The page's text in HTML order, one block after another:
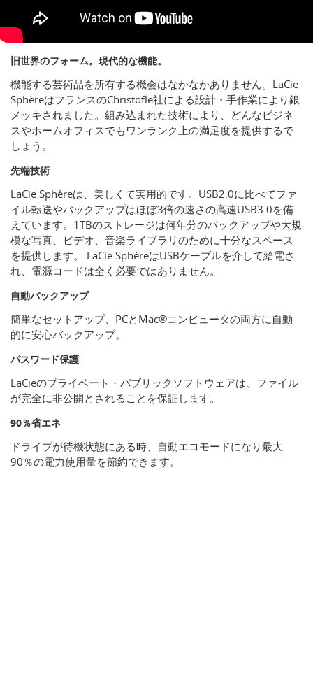
旧世界のフォーム。現代的な機能。
機能する芸術品を所有する機会はなかなかありません。LaCie
SphèreはフランスのChristofle社による設計・手作業により銀
メッキされました。組み込まれた技術により、どんなビジネ
スやホームオフィスでもワンランク上の満足度を提供するで
しょう。
先端技術
LaCie Sphèreは、美しくて実用的です。USB2.0に比べてファ
イル転送やバックアップはほぼ3倍の速さの高速USB3.0を備
えています。1TBのストレージは何年分のバックアップや大規
模な写真、ビデオ、音楽ライブラリのために十分なスペース
を提供します。 LaCie SphèreはUSBケーブルを介して給電さ
れ、電源コードは全く必要ではありません。
自動バックアップ
簡単なセットアップ、PCとMac®コンピュータの両方に自動
的に安心バックアップ。
パスワード保護
LaCieのプライベート・パブリックソフトウェアは、ファイル
が完全に非公開とされることを保証します。
90％省エネ
ドライブが待機状態にある時、自動エコモードになり最大
90％の電力使用量を節約できます。